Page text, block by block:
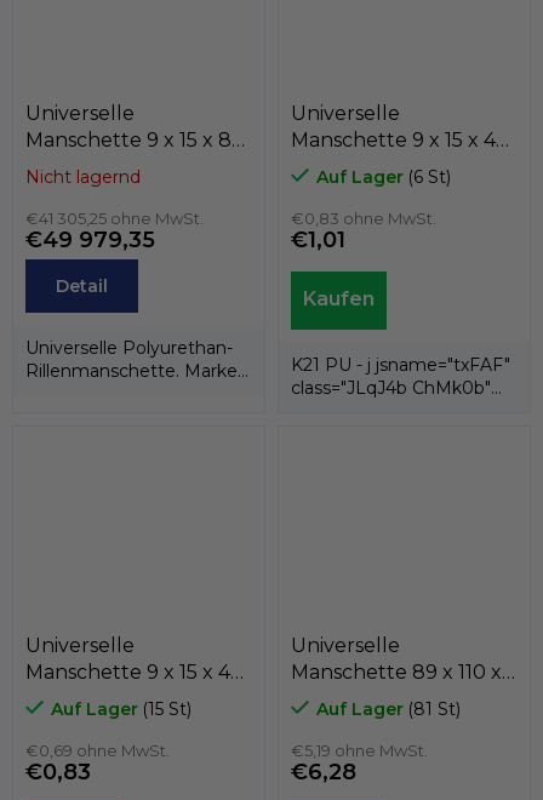
Universelle
Manschette 9 x 15 x 8
MA25 PU, Dichtomatik
Nicht lagernd
€41 305,25 ohne MwSt.
€49 979,35
Detail
Universelle Polyurethan-
Rillenmanschette. Marke
Universelle
Manschette 9 x 15 x 4
K21-009/6 PU , Kastas
Auf Lager (6 St)
€0,83 ohne MwSt.
€1,01
K21 PU - j jsname="txFAF"
class="JLqJ4b ChMk0b"
Universelle
Manschette 9 x 15 x 4
K21-009/6 NBR, Kastas
Auf Lager (15 St)
€0,69 ohne MwSt.
€0,83
Universelle
Manschette 89 x 110 x
15 DRPU 95ShA NBR,
PN 029269.3
Auf Lager (81 St)
€5,19 ohne MwSt.
€6,28